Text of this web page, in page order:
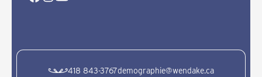
418 843-3767demographie@wendake.ca